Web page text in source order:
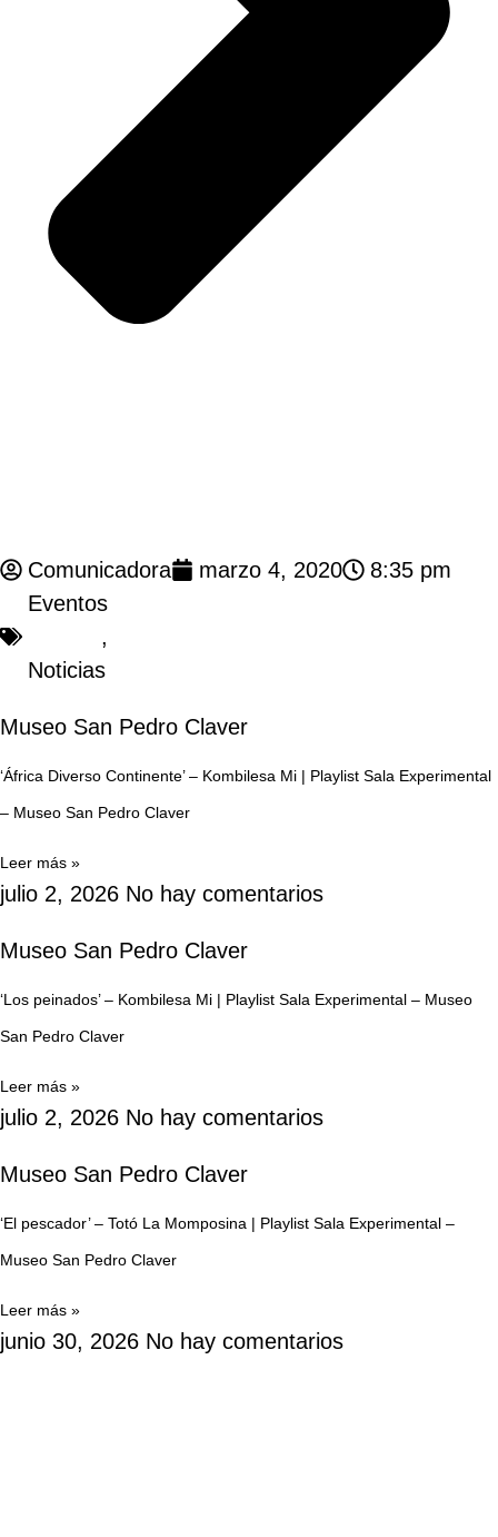
Comunicadora marzo 4, 2020
8:35 pm
Eventos
,
Noticias
Museo San Pedro Claver
‘África Diverso Continente’ – Kombilesa Mi | Playlist Sala Experimental
– Museo San Pedro Claver
Leer más »
julio 2, 2026 No hay comentarios
Museo San Pedro Claver
‘Los peinados’ – Kombilesa Mi | Playlist Sala Experimental – Museo
San Pedro Claver
Leer más »
julio 2, 2026 No hay comentarios
Museo San Pedro Claver
‘El pescador’ – Totó La Momposina | Playlist Sala Experimental –
Museo San Pedro Claver
Leer más »
junio 30, 2026 No hay comentarios